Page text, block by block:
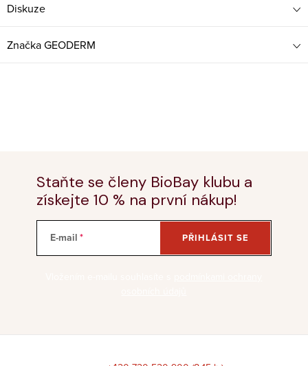
Diskuze
ZnačkaGEODERM
Staňte se členy BioBay klubu a
získejte 10 % na první nákup!
E-mail PŘIHLÁSIT SE